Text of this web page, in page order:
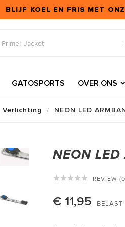
BLIJF KOEL EN FRIS MET
GATOSPORTS OVER ONS
Verlichting NEON LED
NEON LED
     REVIEW
€ 11,95 BELAST